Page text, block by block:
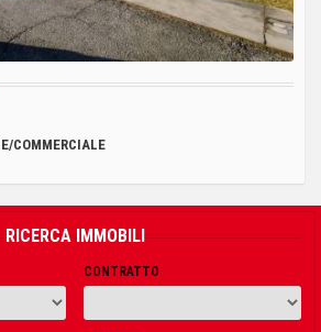
COMMERCIALE
RICERCA IMMOBILI
CONTRATTO